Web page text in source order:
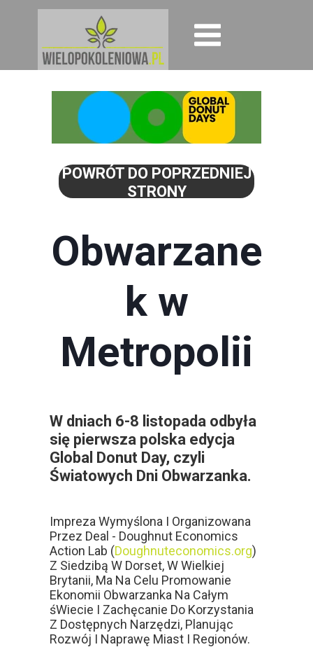
POWRÓT DO POPRZEDNIEJ
STRONY
Obwarzane
k w
Metropolii
W dniach 6-8 listopada odbyła
się pierwsza polska edycja
Global Donut Day, czyli
Światowych Dni Obwarzanka.
Impreza Wymyślona I Organizowana
Przez Deal - Doughnut Economics
Action Lab (Doughnuteconomics.org)
Z Siedzibą W Dorset, W Wielkiej
Brytanii, Ma Na Celu Promowanie
Ekonomii Obwarzanka Na Całym
śWiecie I Zachęcanie Do Korzystania
Z Dostępnych Narzędzi, Planując
Rozwój I Naprawę Miast I Regionów.